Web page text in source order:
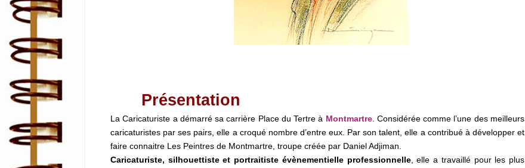
Présentation
La Caricaturiste a démarré sa carrière Place du Tertre à Montmartre. Considérée comme l’une des meilleurs
caricaturistes par ses pairs, elle a croqué nombre d’entre eux. Par son talent, elle a contribué à développer et
faire connaitre Les Peintres de Montmartre, troupe créée par Daniel Adjiman.
Caricaturiste, silhouettiste et portraitiste évènementielle professionnelle, elle a travaillé pour les plus